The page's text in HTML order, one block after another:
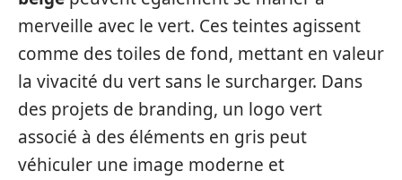
merveille avec le vert. Ces teintes agissent
comme des toiles de fond, mettant en valeur
la vivacité du vert sans le surcharger. Dans
des projets de branding, un logo vert
associé à des éléments en gris peut
véhiculer une image moderne et